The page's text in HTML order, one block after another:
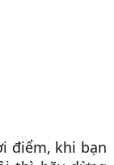
điểm, khi bạn